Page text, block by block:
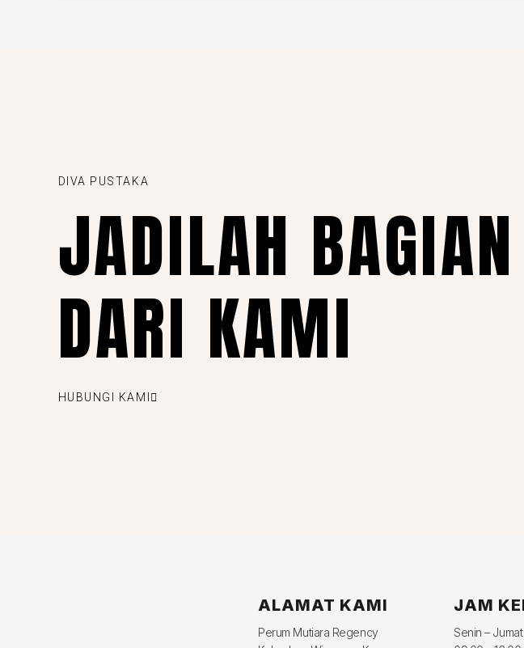
DIVA PUSTAKA
JADILAH BAGIAN
DARI KAMI
HUBUNGI KAMI
ALAMAT KAMI
Perum Mutiara Regency
JAM
Senin – Jumat